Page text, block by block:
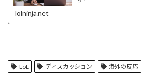
lolninja.net
LoL ディスカッション 海外の反応